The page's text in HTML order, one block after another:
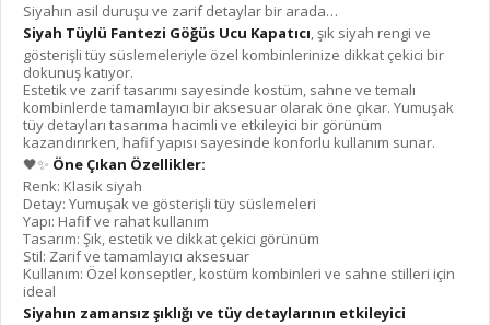
Siyahın asil duruşu ve zarif detaylar bir arada…
Siyah Tüylü Fantezi Göğüs Ucu Kapatıcı, şık siyah rengi ve
gösterişli tüy süslemeleriyle özel kombinlerinize dikkat çekici bir
dokunuş katıyor.
Estetik ve zarif tasarımı sayesinde kostüm, sahne ve temalı
kombinlerde tamamlayıcı bir aksesuar olarak öne çıkar. Yumuşak
tüy detayları tasarıma hacimli ve etkileyici bir görünüm
kazandırırken, hafif yapısı sayesinde konforlu kullanım sunar.
🖤✨ Öne Çıkan Özellikler:
Renk: Klasik siyah
Detay: Yumuşak ve gösterişli tüy süslemeleri
Yapı: Hafif ve rahat kullanım
Tasarım: Şık, estetik ve dikkat çekici görünüm
Stil: Zarif ve tamamlayıcı aksesuar
Kullanım: Özel konseptler, kostüm kombinleri ve sahne stilleri için
ideal
Siyahın zamansız şıklığı ve tüy detaylarının etkileyici